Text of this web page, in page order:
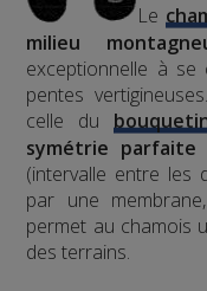
Le
milieu
exceptionnelle à
pentes
celle du
symétrie
(intervalle entre les
par une
permet au chamois
des terrains.